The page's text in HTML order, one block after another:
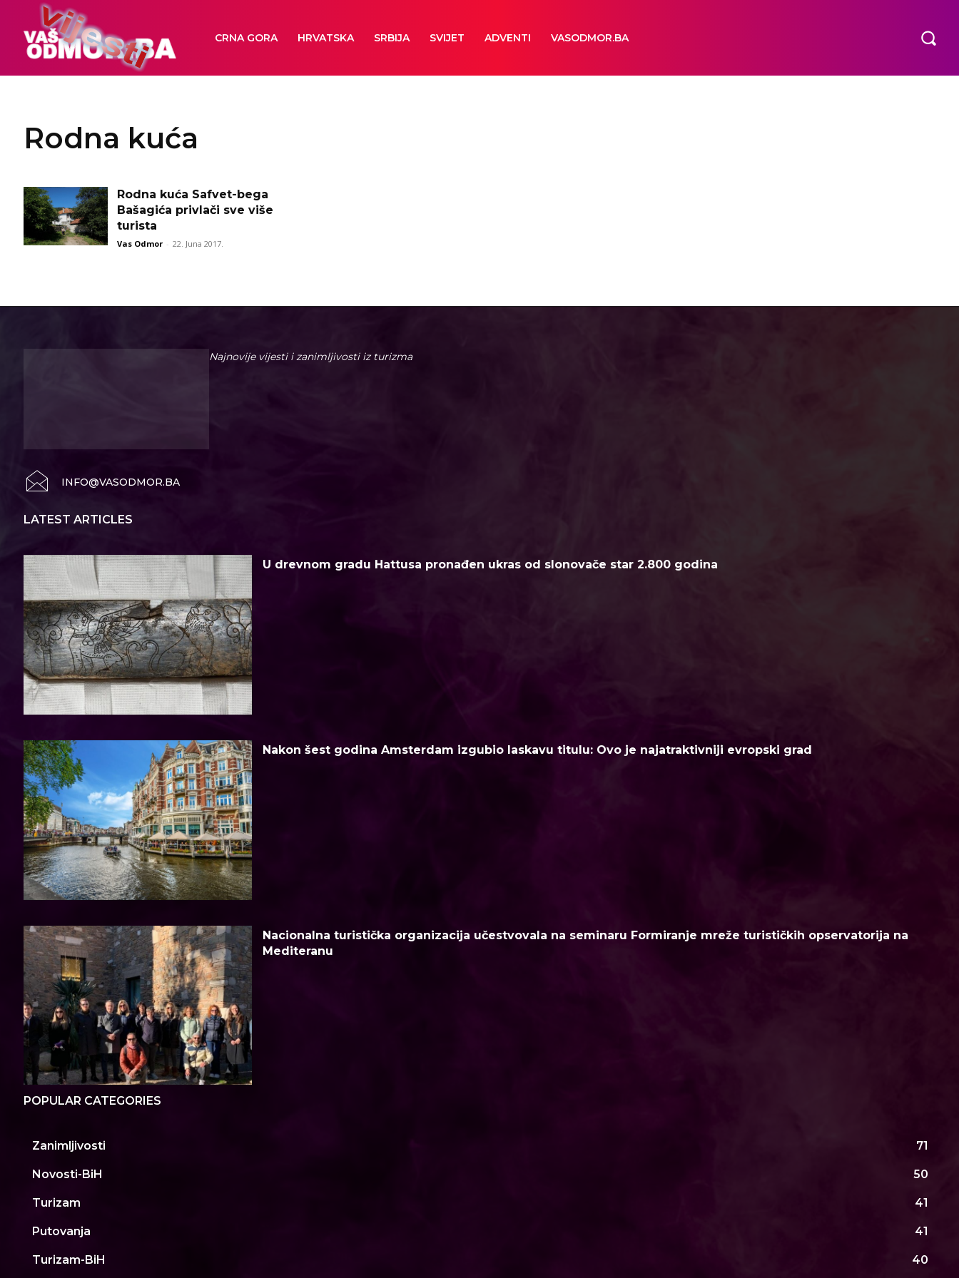
CRNA GORA HRVATSKA SRBIJA SVIJET ADVENTI VASODMOR.BA
Rodna kuća
Rodna kuća Safvet-bega
Bašagića privlači sve više
turista
Vas Odmor - 22. Juna 2017.
Najnovije vijesti i zanimljivosti iz turizma
INFO@VASODMOR.BA
LATEST ARTICLES
U drevnom gradu Hattusa pronađen ukras od slonovače star 2.800 godina
Nakon šest godina Amsterdam izgubio laskavu titulu: Ovo je najatraktivniji evropski grad
Nacionalna turistička organizacija učestvovala na seminaru Formiranje mreže turističkih opservatorija na
Mediteranu
POPULAR CATEGORIES
Zanimljivosti 71
Novosti-BiH 50
Turizam 41
Putovanja 41
Turizam-BiH 40